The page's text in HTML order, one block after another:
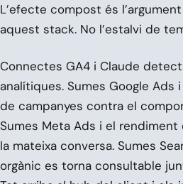
L’efecte compost és
aquest stack. No l’estalvi de
Connectes GA4 i Claude
analítiques. Sumes Google
de campanyes contra el
Sumes Meta Ads i el
la mateixa conversa. Sumes
orgànic es torna consultable